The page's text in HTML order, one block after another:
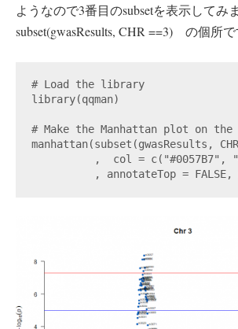
ようなので3番目のsubsetを表示してみ
subset(gwasResults, CHR ==3) の個所で
# Load the library
library(qqman)
# Make the Manhattan plot on the
manhattan(subset(gwasResults,
,  col = c("#0057B7",